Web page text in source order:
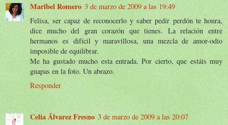
Maribel Romero 3 de marzo de 2009 a las 19:49
Felisa, ser capaz de reconocerlo y saber pedir perdón te honra,
dice mucho del gran corazón que tienes. La relación entre
hermanos es difícil y maravillosa, una mezcla de amor-odio
imposible de equilibrar.
Me ha gustado mucho esta entrada. Por cierto, que estáis muy
guapas en la foto. Un abrazo.
Responder
Celia Álvarez Fresno 3 de marzo de 2009 a las 20:07